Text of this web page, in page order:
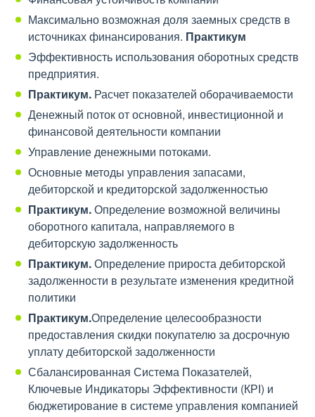
Максимально возможная доля заемных средств в
источниках финансирования. Практикум
Эффективность использования оборотных средств
предприятия.
Практикум. Расчет показателей оборачиваемости
Денежный поток от основной, инвестиционной и
финансовой деятельности компании
Управление денежными потоками.
Основные методы управления запасами,
дебиторской и кредиторской задолженностью
Практикум.Определение возможной величины
оборотного капитала, направляемого в
дебиторскую задолженность
Практикум.Определение прироста дебиторской
задолженности в результате изменения кредитной
политики
Практикум.Определение целесообразности
предоставления скидки покупателю за досрочную
уплату дебиторской задолженности
Сбалансированная Система Показателей,
Ключевые Индикаторы Эффективности (КРІ) и
бюджетирование в системе управления компанией